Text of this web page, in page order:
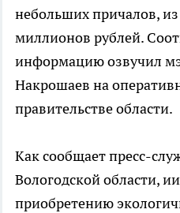
небольших причалов,
миллионов рублей.
информацию озвучил
Накрошаев на
правительстве области.
Как сообщает пресс-
Вологодской области,
приобретению